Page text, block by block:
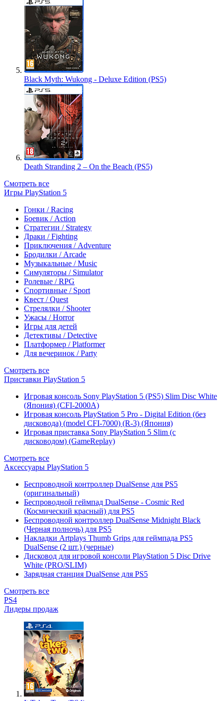
Black Myth: Wukong - Deluxe Edition (PS5)
Death Stranding 2 – On the Beach (PS5)
Смотреть все
Игры PlayStation 5
Гонки / Racing
Боевик / Action
Стратегии / Strategy
Драки / Fighting
Приключения / Adventure
Бродилки / Arcade
Музыкальные / Music
Симуляторы / Simulator
Ролевые / RPG
Спортивные / Sport
Квест / Quest
Стрелялки / Shooter
Ужасы / Horror
Игры для детей
Детективы / Detective
Платформер / Platformer
Для вечеринок / Party
Смотреть все
Приставки PlayStation 5
Игровая консоль Sony PlayStation 5 (PS5) Slim Disc White
(Япония) (CFI-2000A)
Игровая консоль PlayStation 5 Pro - Digital Edition (без
дисковода) (model CFI-7000) (R-3) (Япония)
Игровая приставка Sony PlayStation 5 Slim (с
дисководом) (GameReplay)
Смотреть все
Аксессуары PlayStation 5
Беспроводной контроллер DualSense для PS5
(оригинальный)
Беспроводной геймпад DualSense - Cosmic Red
(Космический красный) для PS5
Беспроводной контроллер DualSense Midnight Black
(Черная полночь) для PS5
Накладки Artplays Thumb Grips для геймпада PS5
DualSense (2 шт.) (черные)
Дисковод для игровой консоли PlayStation 5 Disc Drive
White (PRO/SLIM)
Зарядная станция DualSense для PS5
Смотреть все
PS4
Лидеры продаж